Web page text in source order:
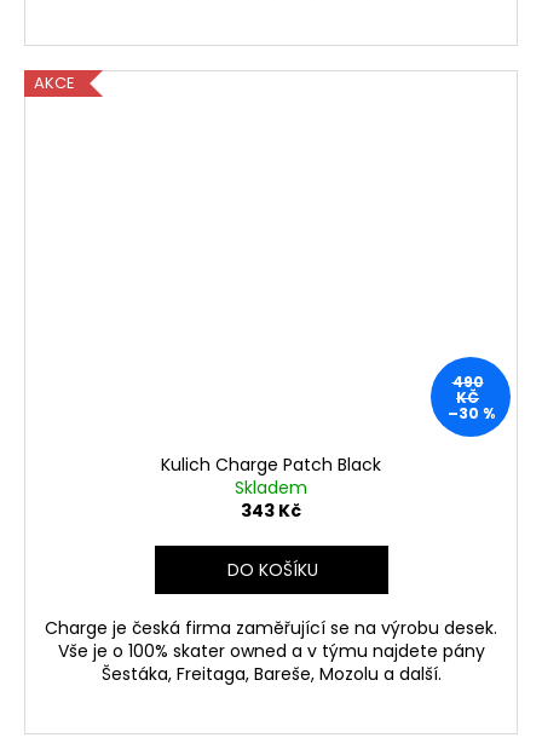
AKCE
490
KČ
–30 %
Kulich Charge Patch Black
Skladem
343 Kč
DO KOŠÍKU
Charge je česká firma zaměřující se na výrobu desek.
Vše je o 100% skater owned a v týmu najdete pány
Šestáka, Freitaga, Bareše, Mozolu a další.